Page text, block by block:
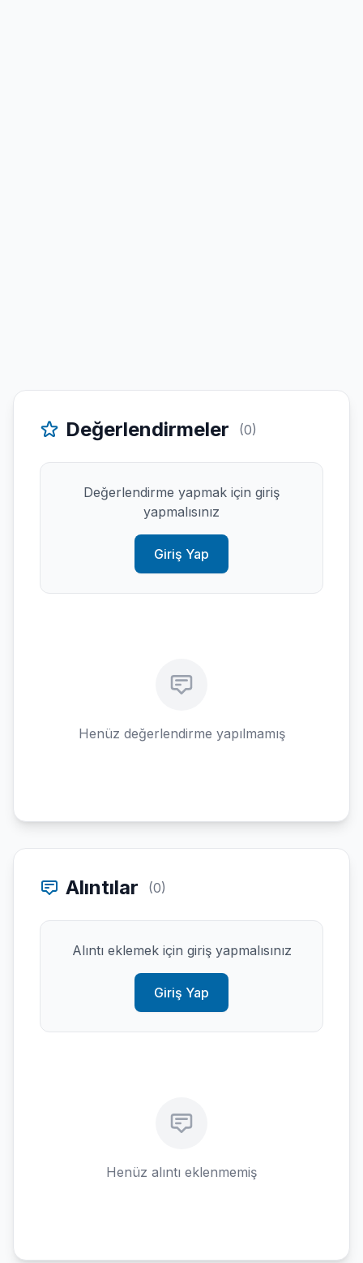
Değerlendirmeler (0)
Değerlendirme yapmak için giriş
yapmalısınız
Giriş Yap
Henüz değerlendirme yapılmamış
Alıntılar (0)
Alıntı eklemek için giriş yapmalısınız
Giriş Yap
Henüz alıntı eklenmemiş